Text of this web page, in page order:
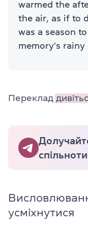
warmed the
the air, as if to
was a season
memory's rainy
Переклад
спільноти
усміхнутися